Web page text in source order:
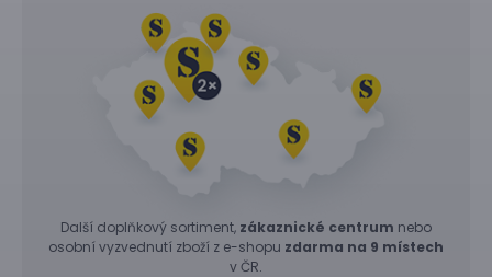
Další doplňkový sortiment, zákaznické centrum nebo
osobní vyzvednutí zboží z e-shopu zdarma na 9 místech
v ČR.